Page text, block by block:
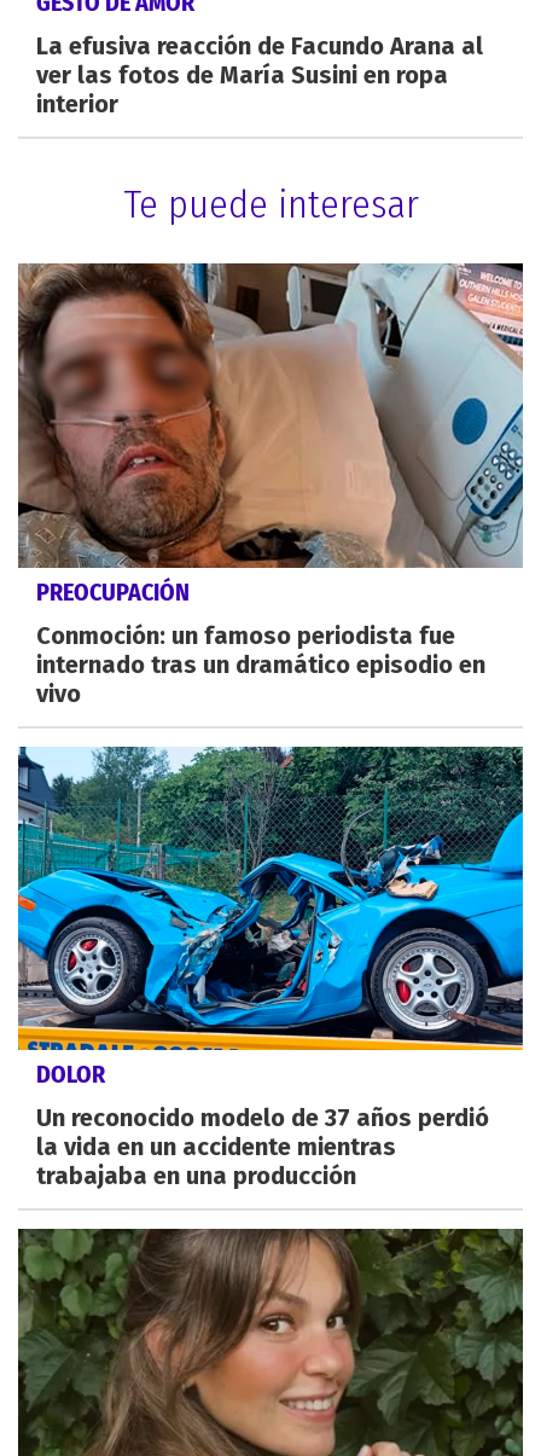
La efusiva reacción de Facundo Arana al
ver las fotos de María Susini en ropa
interior
Te puede interesar
PREOCUPACIÓN
Conmoción: un famoso periodista fue
internado tras un dramático episodio en
vivo
DOLOR
Un reconocido modelo de 37 años perdió
la vida en un accidente mientras
trabajaba en una producción